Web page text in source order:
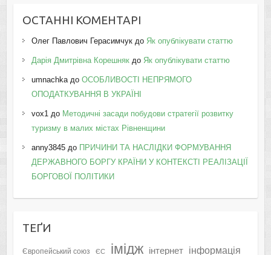
ОСТАННІ КОМЕНТАРІ
Олег Павлович Герасимчукдо Як опублікувати статтю
Дарія Дмитрівна Корешнякдо Як опублікувати статтю
umnachkaдо ОСОБЛИВОСТІ НЕПРЯМОГО
ОПОДАТКУВАННЯ В УКРАЇНІ
vox1до Методичні засади побудови стратегії розвитку
туризму в малих містах Рівненщини
anny3845до ПРИЧИНИ ТА НАСЛІДКИ ФОРМУВАННЯ
ДЕРЖАВНОГО БОРГУ КРАЇНИ У КОНТЕКСТІ РЕАЛІЗАЦІЇ
БОРГОВОЇ ПОЛІТИКИ
ТЕҐИ
Європейський союз ЄС імідж інтернет інформація